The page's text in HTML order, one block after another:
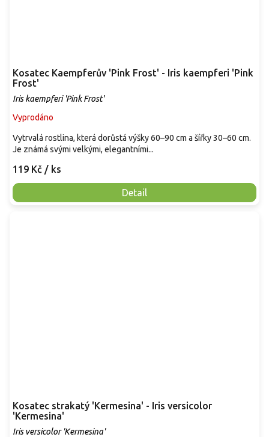
Kosatec Kaempferův 'Pink Frost' - Iris kaempferi 'Pink
Frost'
Iris kaempferi 'Pink Frost'
Vyprodáno
119 Kč / ks
Detail
Vytrvalá rostlina, která dorůstá výšky 60–90 cm a šířky 30–60 cm.
Je známá svými velkými, elegantními...
Kosatec strakatý 'Kermesina' - Iris versicolor
'Kermesina'
Iris versicolor 'Kermesina'